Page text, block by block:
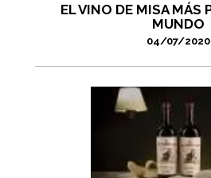
EL VINO DE MISA MÁS
MUNDO
04/07/2020